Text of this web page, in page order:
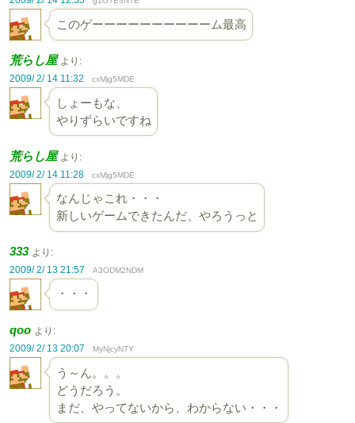
このゲーーーーーーーーーーム最高
荒らし屋 より:
2009/ 2/ 14 11:32
cxMjg5MDE
しょーもな、
やりずらいですね
荒らし屋 より:
2009/ 2/ 14 11:28
cxMjg5MDE
なんじゃこれ・・・
新しいゲームできたんだ、やろうっと
333 より:
2009/ 2/ 13 21:57
A3ODM2NDM
・・・
qoo より:
2009/ 2/ 13 20:07
MyNjcyNTY
う～ん。。。
どうだろう。
まだ、やってないから、わからない・・・